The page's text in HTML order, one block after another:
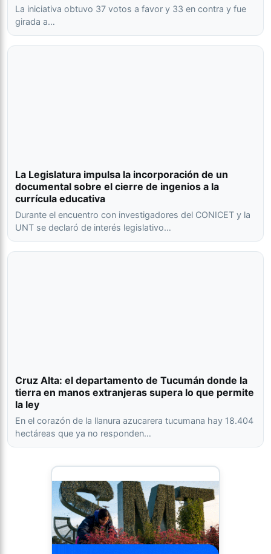
La iniciativa obtuvo 37 votos a favor y 33 en contra y fue
girada a…
La Legislatura impulsa la incorporación de un
documental sobre el cierre de ingenios a la
currícula educativa
Durante el encuentro con investigadores del CONICET y la
UNT se declaró de interés legislativo…
Cruz Alta: el departamento de Tucumán donde la
tierra en manos extranjeras supera lo que permite
la ley
En el corazón de la llanura azucarera tucumana hay 18.404
hectáreas que ya no responden…